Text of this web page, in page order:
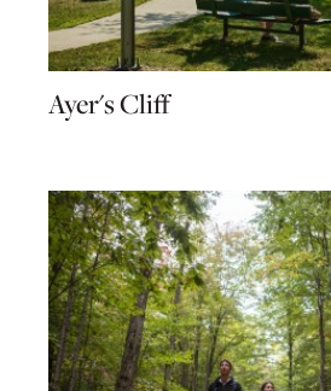
Ayer's Cliff